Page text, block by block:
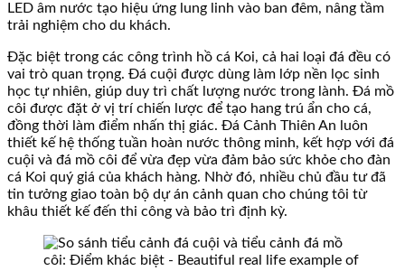
LED âm nước tạo hiệu ứng lung linh vào ban đêm, nâng tầm
trải nghiệm cho du khách.
Đặc biệt trong các công trình hồ cá Koi, cả hai loại đá đều có
vai trò quan trọng. Đá cuội được dùng làm lớp nền lọc sinh
học tự nhiên, giúp duy trì chất lượng nước trong lành. Đá mồ
côi được đặt ở vị trí chiến lược để tạo hang trú ẩn cho cá,
đồng thời làm điểm nhấn thị giác. Đá Cảnh Thiên An luôn
thiết kế hệ thống tuần hoàn nước thông minh, kết hợp với đá
cuội và đá mồ côi để vừa đẹp vừa đảm bảo sức khỏe cho đàn
cá Koi quý giá của khách hàng. Nhờ đó, nhiều chủ đầu tư đã
tin tưởng giao toàn bộ dự án cảnh quan cho chúng tôi từ
khâu thiết kế đến thi công và bảo trì định kỳ.